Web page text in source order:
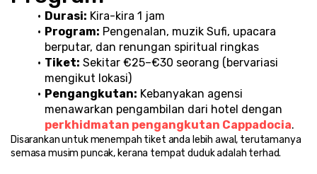
Durasi: Kira-kira 1 jam
Program: Pengenalan, muzik Sufi, upacara
berputar, dan renungan spiritual ringkas
Tiket: Sekitar €25–€30 seorang (bervariasi
mengikut lokasi)
Pengangkutan: Kebanyakan agensi
perkhidmatan pengangkutan Cappadocia.
Disarankan untuk menempah tiket anda lebih awal, terutamanya
semasa musim puncak, kerana tempat duduk adalah terhad.